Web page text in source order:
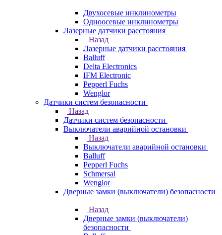
Двухосевые инклинометры
Одноосевые инклинометры
Лазерные датчики расстояния
Назад
Лазерные датчики расстояния
Balluff
Delta Electronics
IFM Electronic
Pepperl Fuchs
Wenglor
Датчики систем безопасности
Назад
Датчики систем безопасности
Выключатели аварийной остановки
Назад
Выключатели аварийной остановки
Balluff
Pepperl Fuchs
Schmersal
Wenglor
Дверные замки (выключатели) безопасности
Назад
Дверные замки (выключатели)
безопасности